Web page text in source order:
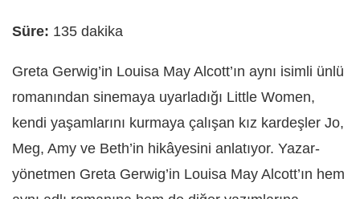
Süre: 135 dakika
Greta Gerwig’in Louisa May Alcott’ın aynı isimli ünlü
romanından sinemaya uyarladığı Little Women,
kendi yaşamlarını kurmaya çalışan kız kardeşler Jo,
Meg, Amy ve Beth’in hikâyesini anlatıyor. Yazar-
yönetmen Greta Gerwig’in Louisa May Alcott’ın hem